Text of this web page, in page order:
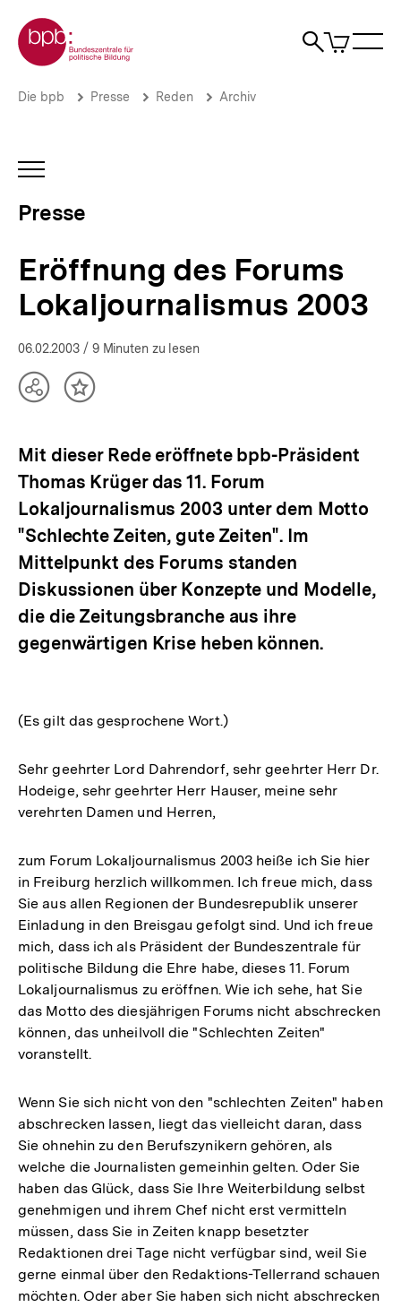
zum
Seiteninhalt
springen
Zur Startseite der bpb
Suche
Artikel
im
Eröffnung
2003
Brotkrümelnavigation
Pfadnavigation
Die bpb Presse Reden Archiv
INHALTSNAVIGATION
Presse
Eröffnung des Forums
Lokaljournalismus 2003
06.02.2003 / 9 Minuten zu lesen
TeilenInhalt
Mit dieser Rede eröffnete bpb-Präsident
Thomas Krüger das 11. Forum
Lokaljournalismus 2003 unter dem Motto
"Schlechte Zeiten, gute Zeiten". Im
Mittelpunkt des Forums standen
Diskussionen über Konzepte und Modelle,
die die Zeitungsbranche aus ihre
gegenwärtigen Krise heben können.
(Es gilt das gesprochene Wort.)
Sehr geehrter Lord Dahrendorf, sehr geehrter Herr Dr.
Hodeige, sehr geehrter Herr Hauser, meine sehr
verehrten Damen und Herren,
zum Forum Lokaljournalismus 2003 heiße ich Sie hier
in Freiburg herzlich willkommen. Ich freue mich, dass
Sie aus allen Regionen der Bundesrepublik unserer
Einladung in den Breisgau gefolgt sind. Und ich freue
mich, dass ich als Präsident der Bundeszentrale für
politische Bildung die Ehre habe, dieses 11. Forum
Lokaljournalismus zu eröffnen. Wie ich sehe, hat Sie
das Motto des diesjährigen Forums nicht abschrecken
können, das unheilvoll die "Schlechten Zeiten"
voranstellt.
Wenn Sie sich nicht von den "schlechten Zeiten" haben
abschrecken lassen, liegt das vielleicht daran, dass
Sie ohnehin zu den Berufszynikern gehören, als
welche die Journalisten gemeinhin gelten. Oder Sie
haben das Glück, dass Sie Ihre Weiterbildung selbst
genehmigen und ihrem Chef nicht erst vermitteln
müssen, dass Sie in Zeiten knapp besetzter
Redaktionen drei Tage nicht verfügbar sind, weil Sie
gerne einmal über den Redaktions-Tellerrand schauen
möchten. Oder aber Sie haben sich nicht abschrecken